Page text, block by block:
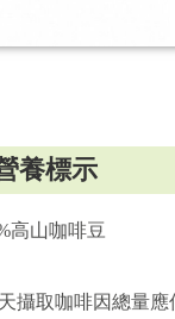
養標示
高山咖啡豆
攝取咖啡因總量應